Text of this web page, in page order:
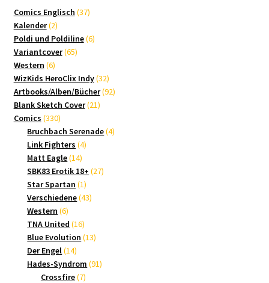
Comics Englisch 3737
Kalender 22
Produkte
Poldi und Poldiline 66
Variantcover 6565
Western 66
Produkte
WizKids HeroClix Indy 3232
Produkte
Artbooks/Alben/Bücher 9292
Blank Sketch Cover 2121
Comics 330330
Produkte
Bruchbach Serenade 44
Link Fighters 44
Matt Eagle 1414
Produkte
SBK83 Erotik 18+ 2727
Star Spartan 11
Produkt
Verschiedene 4343
Western 66
Produkte
TNA United 1616
Produkte
Blue Evolution 1313
Der Engel 1414
Produkte
Hades-Syndrom 9191
Crossfire 77